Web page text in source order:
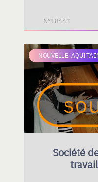
N°18443
NOUVELLE-
Société